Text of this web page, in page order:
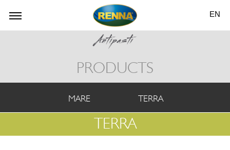
EN
PRODUCTS
MARE TERRA
TERRA